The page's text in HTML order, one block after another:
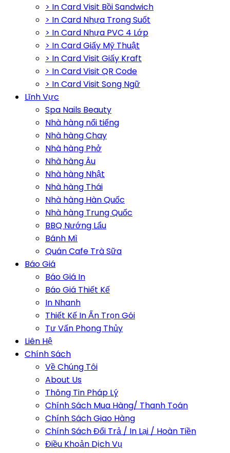
> In Card Visit Bồi Sandwich
> In Card Nhựa Trong Suốt
> In Card Nhựa PVC 4 Lớp
> In Card Giấy Mỹ Thuật
> In Card Visit Giấy Kraft
> In Card Visit QR Code
> In Card Visit Song Ngữ
Lĩnh Vực
Spa Nails Beauty
Nhà hàng nổi tiếng
Nhà hàng Chay
Nhà hàng Phở
Nhà hàng Âu
Nhà hàng Nhật
Nhà hàng Thái
Nhà hàng Hàn Quốc
Nhà hàng Trung Quốc
BBQ Nướng Lẩu
Bánh Mì
Quán Cafe Trà Sữa
Báo Giá
Báo Giá In
Báo Giá Thiết Kế
In Nhanh
Thiết Kế In Ấn Trọn Gói
Tư Vấn Phong Thủy
Liên Hệ
Chính Sách
Về Chúng Tôi
About Us
Thông Tin Pháp Lý
Chính Sách Mua Hàng/ Thanh Toán
Chính Sách Giao Hàng
Chính Sách Đổi Trả / In Lại / Hoàn Tiền
Điều Khoản Dịch Vụ